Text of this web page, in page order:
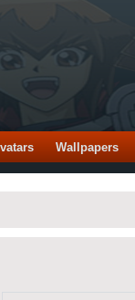
Wallpapers